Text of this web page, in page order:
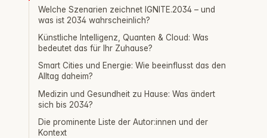
Welche Szenarien zeichnet IGNITE.2034 – und
was ist 2034 wahrscheinlich?
Künstliche Intelligenz, Quanten & Cloud: Was
bedeutet das für Ihr Zuhause?
Smart Cities und Energie: Wie beeinflusst das den
Alltag daheim?
Medizin und Gesundheit zu Hause: Was ändert
sich bis 2034?
Die prominente Liste der Autor:innen und der
Kontext